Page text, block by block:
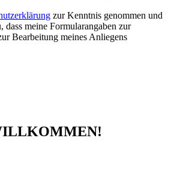
zur Kenntnis genommen und
dass meine Formularangaben zur
Bearbeitung meines Anliegens